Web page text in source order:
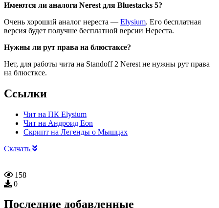
Имеются ли аналоги Nerest для Bluestacks 5?
Очень хороший аналог нереста — Elysium. Его бесплатная
версия будет получше бесплатной версии Нереста.
Нужны ли рут права на блюстаксе?
Нет, для работы чита на Standoff 2 Nerest не нужны рут права
на блюстксе.
Ссылки
Чит на ПК Elysium
Чит на Андроид Eon
Скрипт на Легенды о Мышцах
Скачать
158
0
Последние добавленные